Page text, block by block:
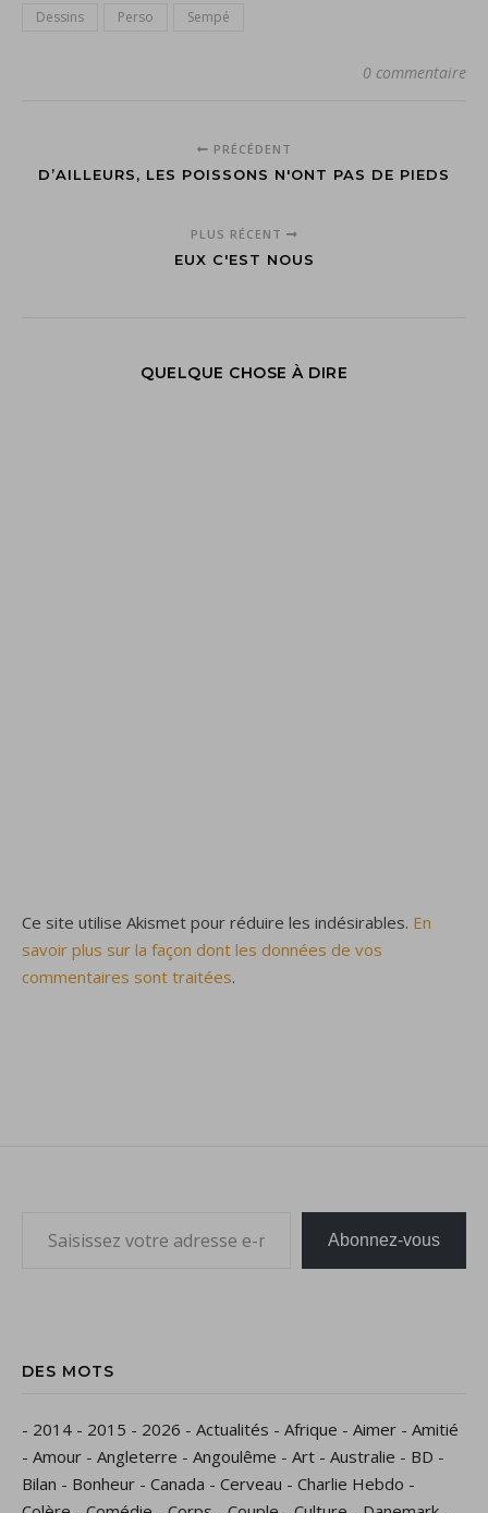
Dessins Perso Sempé
0 commentaire
PRÉCÉDENT
D’AILLEURS, LES POISSONS N'ONT PAS DE PIEDS
PLUS RÉCENT
EUX C'EST NOUS
QUELQUE CHOSE À DIRE
Ce site utilise Akismet pour réduire les indésirables. En
savoir plus sur la façon dont les données de vos
commentaires sont traitées.
Abonnez-vous
DES MOTS
- 2014 - 2015 - 2026 - Actualités - Afrique - Aimer - Amitié
- Amour - Angleterre - Angoulême - Art - Australie - BD -
Bilan - Bonheur - Canada - Cerveau - Charlie Hebdo -